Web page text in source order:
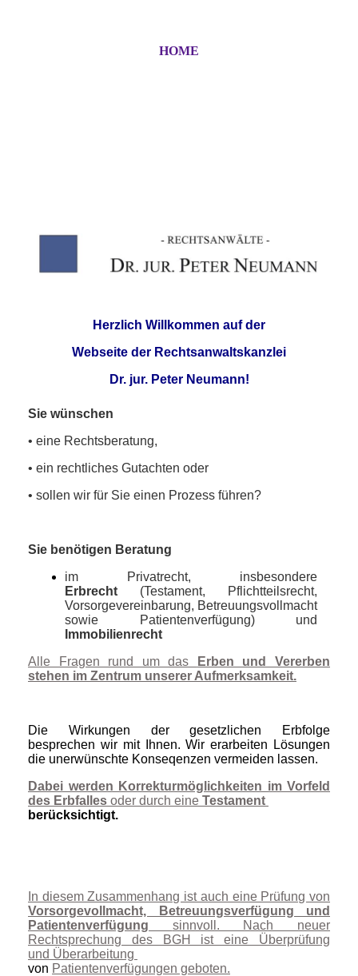
HOME
Herzlich Willkommen auf der
Webseite der Rechtsanwaltskanzlei
Dr. jur. Peter Neumann!
Sie wünschen
• eine Rechtsberatung,
• ein rechtliches Gutachten oder
• sollen wir für Sie einen Prozess führen?
Sie benötigen Beratung
im Privatrecht, insbesondere
Erbrecht (Testament, Pflichtteilsrecht,
Vorsorgevereinbarung, Betreuungsvollmacht
sowie Patientenverfügung) und
Immobilienrecht
Alle Fragen rund um das
Erben und Vererben
stehen im Zentrum unserer Aufmerksamkeit.
Die Wirkungen der gesetzlichen Erbfolge
besprechen wir mit Ihnen. Wir erarbeiten Lösungen
die unerwünschte Konseqenzen vermeiden lassen.
Dabei werden Korrekturmöglichkeiten im Vorfeld
des Erbfalles oder durch eine Testament
berücksichtigt.
In diesem Zusammenhang ist auch eine Prüfung von
Vorsorgevollmacht, Betreuungsverfügung und
Patientenverfügung sinnvoll. Nach neuer
Rechtsprechung des BGH ist eine Überprüfung
und Überarbeitung
von Patientenverfügungen geboten.